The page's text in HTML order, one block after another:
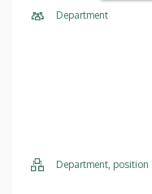
Department
Department, position